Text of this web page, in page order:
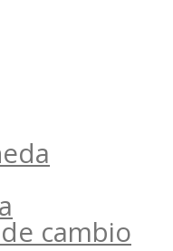
cambio